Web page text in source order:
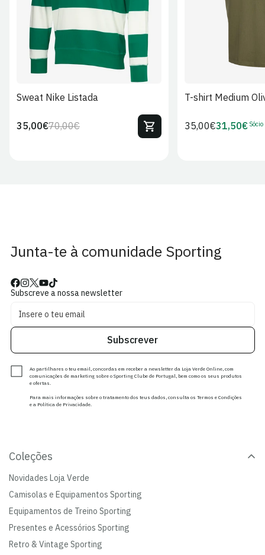
Sweat Nike Listada
Preço
70,00€Preço
35,00€
T-shirt Medium
Preço
35,00€Preço
31,50€ Sócio
Junta-te à comunidade Sporting
Subscreve a nossa newsletter
Subscrever
Ao partilhares o teu email, concordas em receber a newsletter da Loja Verde Online, com
comunicações de marketing sobre o Sporting Clube de Portugal, bem como os seus produtos
e ofertas.
Para mais informações sobre o tratamento dos teus dados, consulta os Termos e Condições
e a Política de Privacidade.
Coleções
Novidades Loja Verde
Camisolas e Equipamentos Sporting
Equipamentos de Treino Sporting
Presentes e Acessórios Sporting
Retro & Vintage Sporting